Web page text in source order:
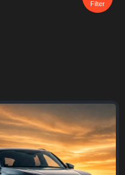
Filter